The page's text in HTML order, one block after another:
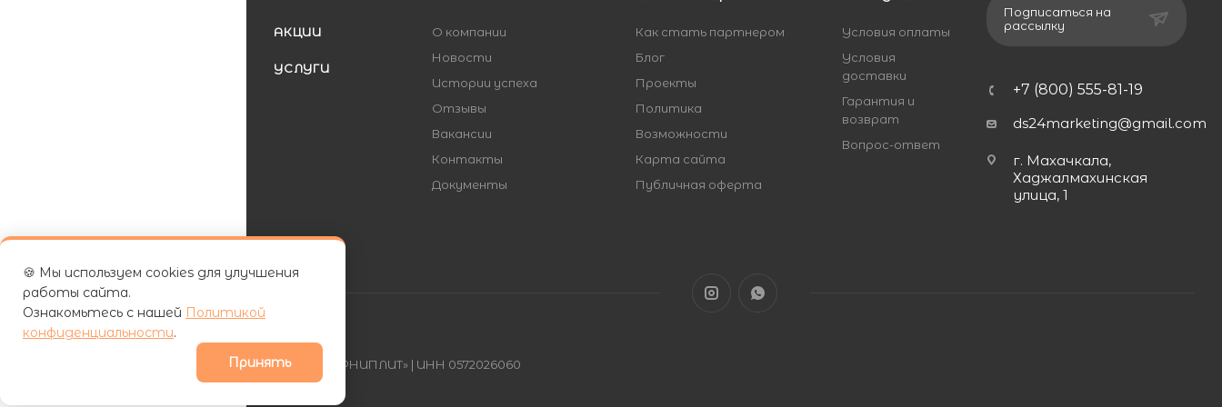
АКЦИИ
УСЛУГИ
О компании
Новости
Истории успеха
Отзывы
Вакансии
Контакты
Документы
Как стать партнером
Блог
Проекты
Политика
Возможности
Карта сайта
Публичная оферта
Условия оплаты
Условия
доставки
Гарантия и
возврат
Вопрос-ответ
Подписаться на
рассылку
+7 (800) 555-81-19
ds24marketing@gmail.com
г. Махачкала,
Хаджалмахинская
улица, 1
| ООО «ФУРНИПЛИТ» | ИНН 0572026060
🍪 Мы используем cookies для улучшения
работы сайта.
Ознакомьтесь с нашей Политикой
конфиденциальности.
Принять